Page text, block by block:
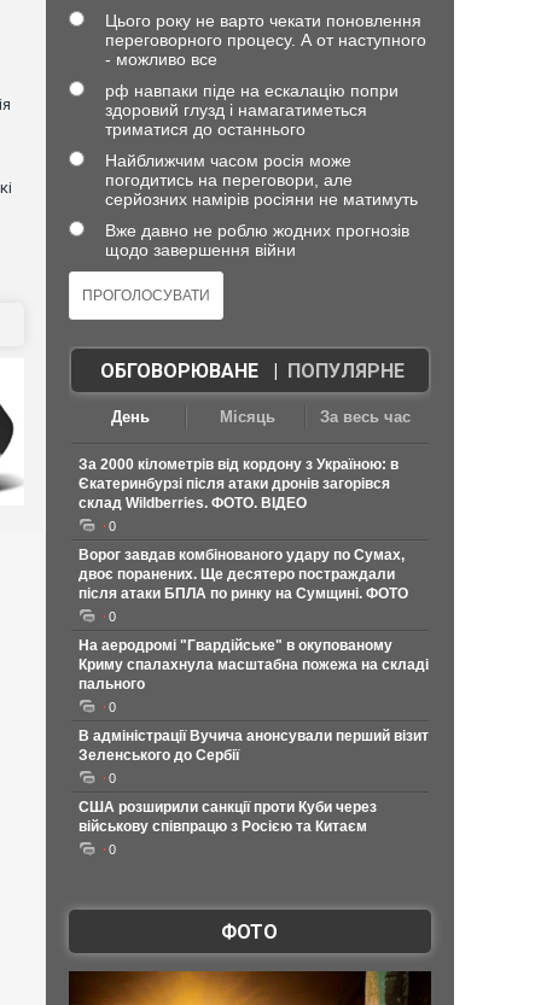
Цього року не варто чекати поновлення
переговорного процесу. А от наступного
- можливо все
рф навпаки піде на ескалацію попри
здоровий глузд і намагатиметься
триматися до останнього
Найближчим часом росія може
погодитись на переговори, але
серйозних намірів росіяни не матимуть
Вже давно не роблю жодних прогнозів
щодо завершення війни
ОБГОВОРЮВАНЕ| ПОПУЛЯРНЕ
День Місяць За весь час
За 2000 кілометрів від кордону з Україною: в
Єкатеринбурзі після атаки дронів загорівся
склад Wildberries. ФОТО. ВІДЕО
0
Ворог завдав комбінованого удару по Сумах,
двоє поранених. Ще десятеро постраждали
після атаки БПЛА по ринку на Сумщині. ФОТО
0
На аеродромі "Гвардійське" в окупованому
Криму спалахнула масштабна пожежа на складі
пального
0
В адміністрації Вучича анонсували перший візит
Зеленського до Сербії
0
США розширили санкції проти Куби через
військову співпрацю з Росією та Китаєм
0
ФОТО